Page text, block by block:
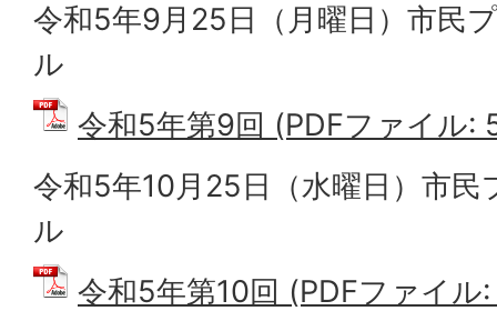
令和5年9月25日（月曜日）市民
ル
令和5年第9回 (PDFファイル:
令和5年10月25日（水曜日）市
ル
令和5年第10回 (PDFファイル